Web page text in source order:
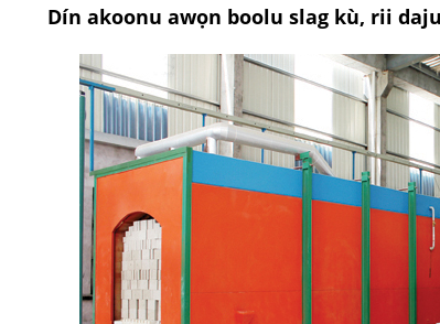
Dín akoonu awọn boolu slag kù, rii